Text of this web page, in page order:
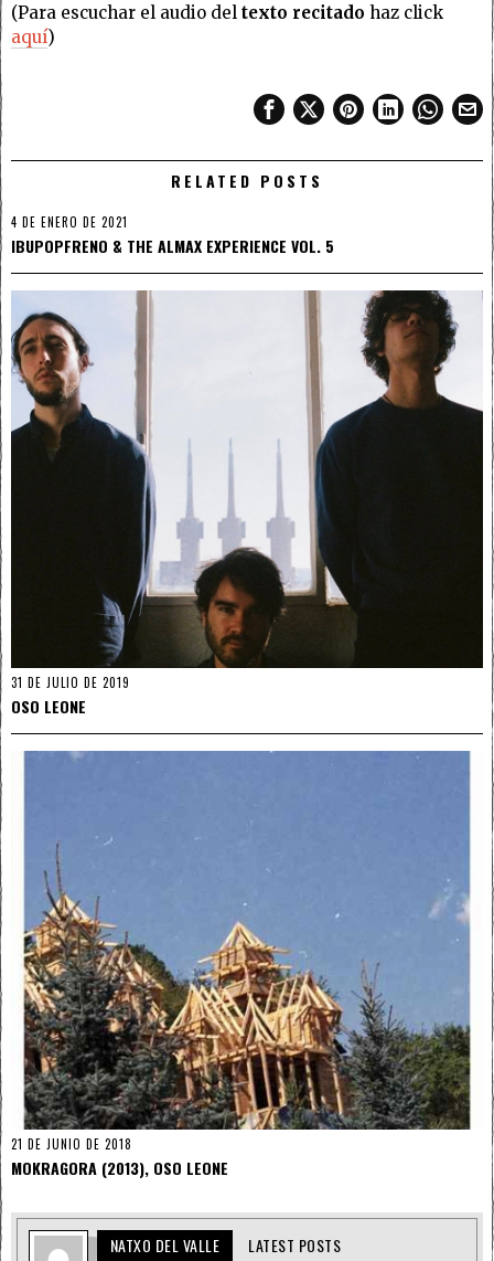
(Para escuchar el audio del texto recitado haz click
aquí)
RELATED POSTS
4 DE ENERO DE 2021
IBUPOPFRENO & THE ALMAX EXPERIENCE VOL. 5
31 DE JULIO DE 2019
OSO LEONE
21 DE JUNIO DE 2018
MOKRAGORA (2013), OSO LEONE
NATXO DEL VALLE LATEST POSTS